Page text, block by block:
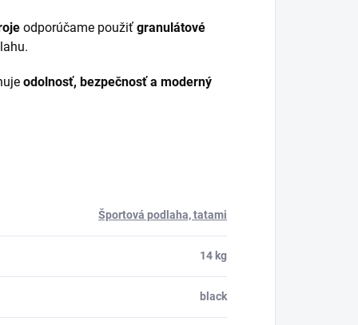
odporúčame použiť granulátové
odolnosť, bezpečnosť a moderný
Športová podlaha, tatami
14 kg
black